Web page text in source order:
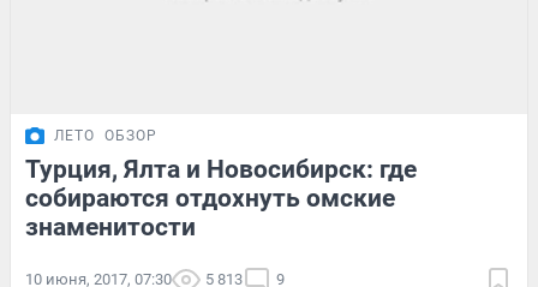
ЛЕТО ОБЗОР
Турция, Ялта и Новосибирск: где
собираются отдохнуть омские
знаменитости
10 июня, 2017, 07:30 5 813 9